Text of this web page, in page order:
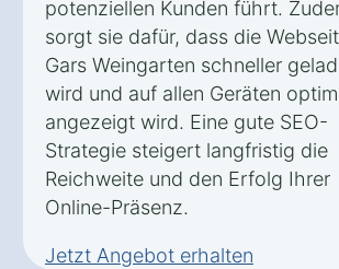
potenziellen Kunden führt.
sorgt sie dafür, dass die
Gars Weingarten schneller
wird und auf allen Geräten
angezeigt wird. Eine gute SEO-
Strategie steigert langfristig die
Reichweite und den Erfolg Ihrer
Online-Präsenz.
Jetzt Angebot erhalten